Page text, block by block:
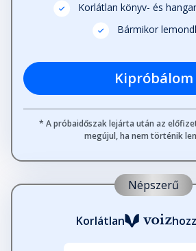
Korlátlan könyv- és
Bármikor
Kipróbálom
* A próbaidőszak lejárta után az
megújul, ha nem történik
Népszerű
Korlátlan